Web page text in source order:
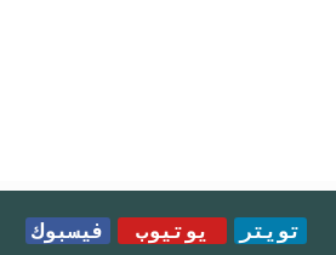
تويتر يوتيوب
فيسبوك